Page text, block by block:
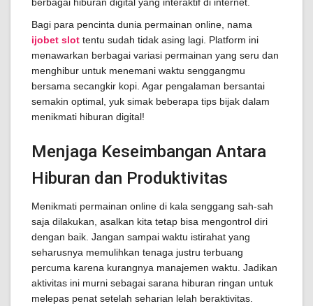
Bagi para pencinta dunia permainan online, nama
ijobet slot tentu sudah tidak asing lagi. Platform ini
menawarkan berbagai variasi permainan yang seru dan
menghibur untuk menemani waktu senggangmu
bersama secangkir kopi. Agar pengalaman bersantai
semakin optimal, yuk simak beberapa tips bijak dalam
menikmati hiburan digital!
Menjaga Keseimbangan Antara
Hiburan dan Produktivitas
Menikmati permainan online di kala senggang sah-sah
saja dilakukan, asalkan kita tetap bisa mengontrol diri
dengan baik. Jangan sampai waktu istirahat yang
seharusnya memulihkan tenaga justru terbuang
percuma karena kurangnya manajemen waktu. Jadikan
aktivitas ini murni sebagai sarana hiburan ringan untuk
melepas penat setelah seharian lelah beraktivitas.